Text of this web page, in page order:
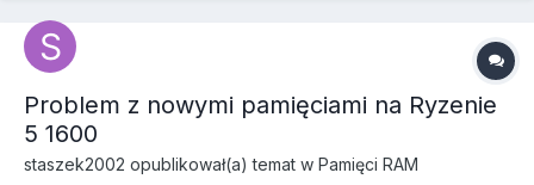
Problem z nowymi pamięciami na Ryzenie
5 1600
staszek2002 opublikował(a) temat w Pamięci RAM